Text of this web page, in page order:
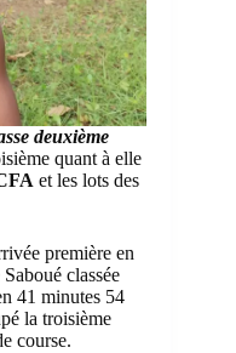
deuxième
quant à elle
et les lots des
première en
classée
41 minutes 54
la troisième
course.